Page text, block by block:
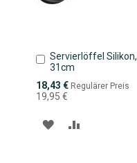
Servierlöffel Silikon,
31cm
Sonderpreis
18,43 € Regulärer Preis
19,95 €
In
den
Warenkorb
ZUR